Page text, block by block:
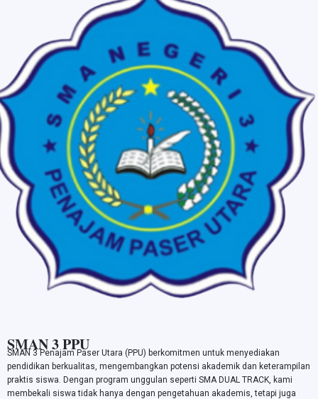
SMAN 3 PPU
SMAN 3 Penajam Paser Utara (PPU) berkomitmen untuk menyediakan
pendidikan berkualitas, mengembangkan potensi akademik dan keterampilan
praktis siswa. Dengan program unggulan seperti SMA DUAL TRACK, kami
membekali siswa tidak hanya dengan pengetahuan akademis, tetapi juga